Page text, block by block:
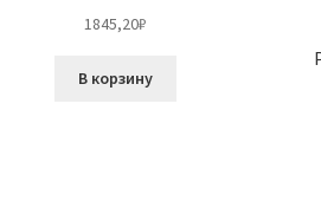
1845,20₽
В корзину